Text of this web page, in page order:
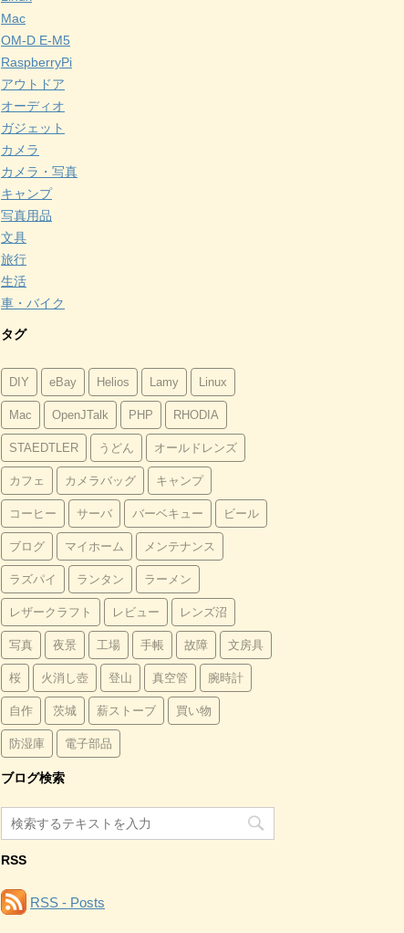
Mac
OM-D E-M5
RaspberryPi
アウトドア
オーディオ
ガジェット
カメラ
カメラ・写真
キャンプ
写真用品
文具
旅行
生活
車・バイク
タグ
DIY eBay Helios Lamy Linux
Mac OpenJTalk PHP RHODIA
STAEDTLER うどん オールドレンズ
カフェ カメラバッグ キャンプ
コーヒー サーバ バーベキュー ビール
ブログ マイホーム メンテナンス
ラズパイ ランタン ラーメン
レザークラフト レビュー レンズ沼
写真 夜景 工場 手帳 故障 文房具
桜 火消し壺 登山 真空管 腕時計
自作 茨城 薪ストーブ 買い物
防湿庫 電子部品
ブログ検索
RSS
RSS - Posts